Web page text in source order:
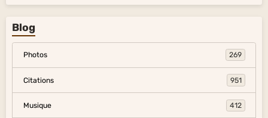
Blog
Photos 269
Citations 951
Musique 412